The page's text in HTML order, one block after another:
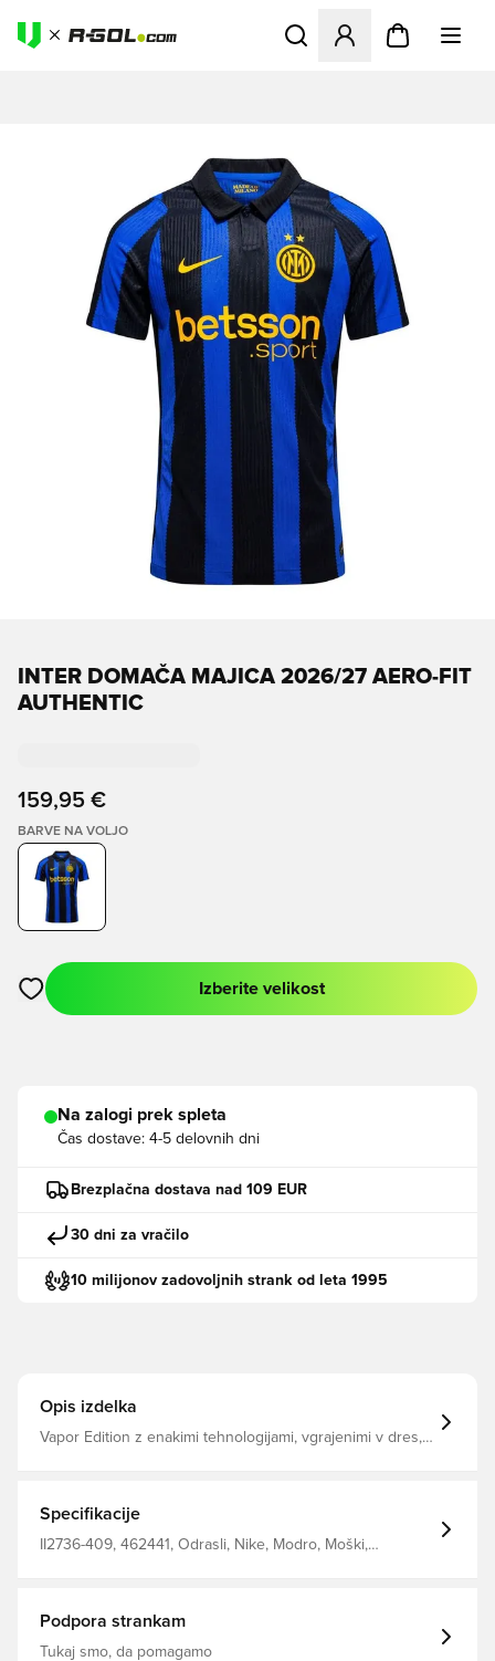
Odpre Modal za prijavo ali
INTER DOMAČA MAJICA 2026/27 AERO-FIT
AUTHENTIC
159,95 €
BARVE NA VOLJO
Odpre Modal za prijavo ali vpis kot član
Izberite velikost
Na zalogi prek spleta
Čas dostave: 4-5 delovnih dni
Brezplačna dostava nad 109 EUR
30 dni za vračilo
10 milijonov zadovoljnih strank od leta 1995
Opis izdelka
Vapor Edition z enakimi tehnologijami, vgrajenimi v dres,
Tehnologija Nike Dri-FIT ADV združuje tkanino, ki odvaja
vlago, z naprednim inženiringom in funkcijami za suh in
udoben občutek. Slim fit Izdelano iz 100 % recikliranega
Specifikacije
II2736-409, 462441, Odrasli, Nike, Modro, Moški,
Podpora strankam
Tukaj smo, da pomagamo